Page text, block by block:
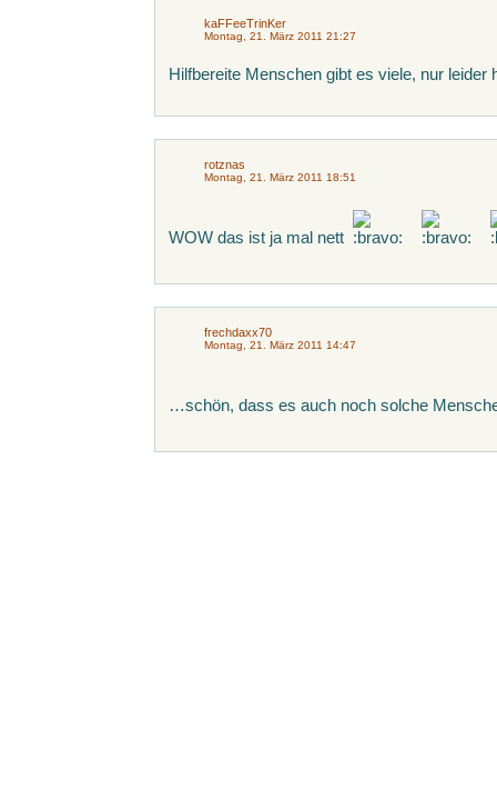
kaFFeeTrinKer
Montag, 21. März 2011 21:27
Hilfbereite Menschen gibt es viele, nur leider
rotznas
Montag, 21. März 2011 18:51
WOW das ist ja mal nett
frechdaxx70
Montag, 21. März 2011 14:47
…schön, dass es auch noch solche